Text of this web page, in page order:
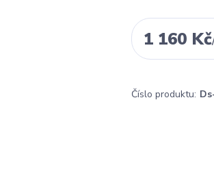
1 160 Kč/
Číslo produktu: